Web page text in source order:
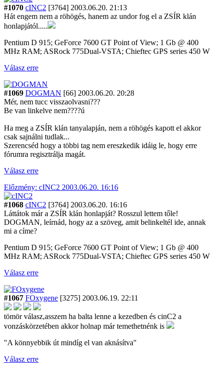
#1070 cINC2 [3764] 2003.06.20. 21:13
Hát engem nem a röhögés, hanem az undor fog el a ZSÍR klán
honlapjától.....
Pentium D 915; GeForce 7600 GT Point of View; 1 Gb @ 400
MHz RAM; ASRock 775Dual-VSTA; Chieftec GPS series 450 W
Válasz erre
#1069 DOGMAN [66] 2003.06.20. 20:28
Mér, nem tucc visszaolvasni???
Be van linkelve nem????ú
Ha meg a ZSÍR klán tanyalapján, nem a röhögés kapott el akkor
csak sajnálni tudlak...
Szerencséd hogy a többi tag nem ereszkedik idáig le, hogy erre
fórumra regisztrálja magát.
Válasz erre
Előzmény: cINC2 2003.06.20. 16:16
#1068 cINC2 [3764] 2003.06.20. 16:16
Láttátok már a ZSÍR klán honlapját? Rosszul lettem tőle!
DOGMAN, leírnád, hogy az a szöveg, amit belinkeltél ide, annak
mi a címe?
Pentium D 915; GeForce 7600 GT Point of View; 1 Gb @ 400
MHz RAM; ASRock 775Dual-VSTA; Chieftec GPS series 450 W
Válasz erre
#1067 FOxygene [3275] 2003.06.19. 22:11
tömör válasz,asszem ha balta lenne a kezedben és cinC2 a
vonzáskörzetében akkor holnap már temethetnénk is
"A könnyebbik út mindíg el van aknásítva"
Válasz erre